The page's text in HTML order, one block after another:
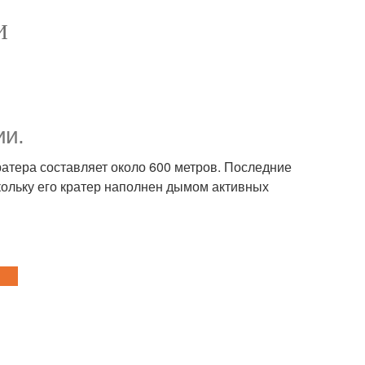
составляет около 600 метров. Последние
его кратер наполнен дымом активных